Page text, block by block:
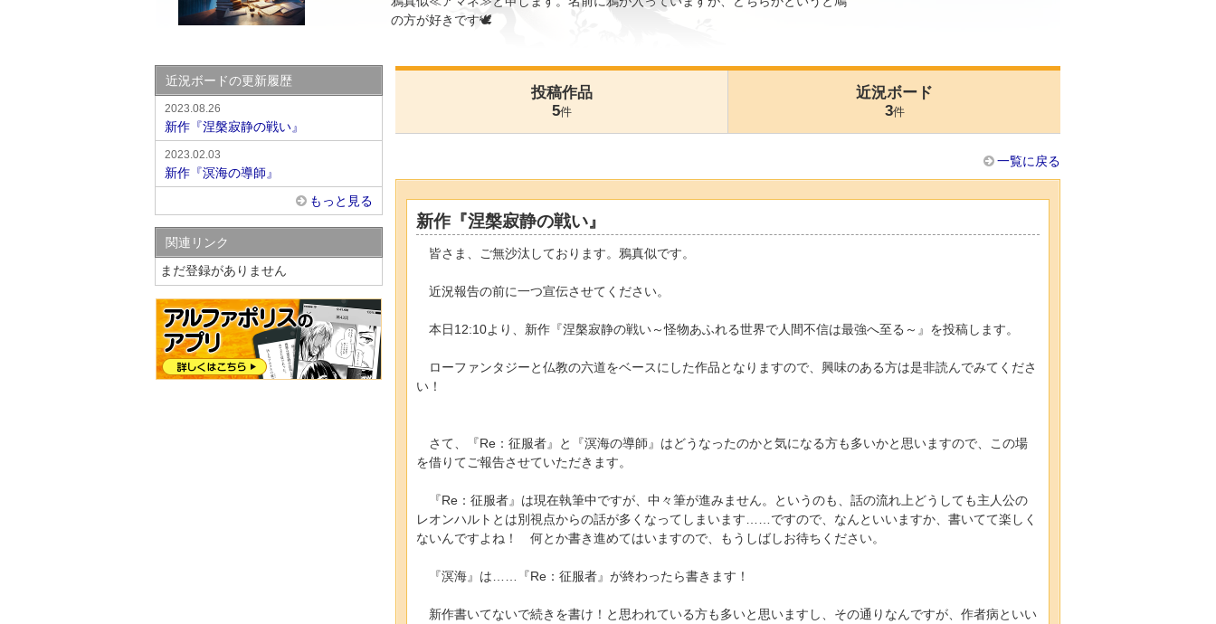
の方が好きです🕊
投稿作品
5件
近況ボード
3件
一覧に戻る
新作『涅槃寂静の戦い』
皆さま、ご無沙汰しております。鴉真似です。
近況報告の前に一つ宣伝させてください。
本日12:10より、新作『涅槃寂静の戦い～怪物あふれる世界で人間不信は最強へ至る～』を投稿します。
ローファンタジーと仏教の六道をベースにした作品となりますので、興味のある方は是非読んでみてくださ
い！
さて、『Re：征服者』と『溟海の導師』はどうなったのかと気になる方も多いかと思いますので、この場
を借りてご報告させていただきます。
『Re：征服者』は現在執筆中ですが、中々筆が進みません。というのも、話の流れ上どうしても主人公の
レオンハルトとは別視点からの話が多くなってしまいます……ですので、なんといいますか、書いてて楽しく
ないんですよね！ 何とか書き進めてはいますので、もうしばしお待ちください。
『溟海』は……『Re：征服者』が終わったら書きます！
新作書いてないで続きを書け！と思われている方も多いと思いますし、その通りなんですが、作者病といい
近況ボードの更新履歴
2023.08.26
新作『涅槃寂静の戦い』
2023.02.03
新作『溟海の導師』
もっと見る
関連リンク
まだ登録がありません